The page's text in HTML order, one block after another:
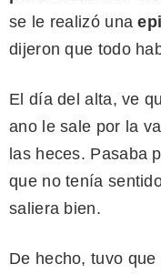
se le realizó una
dijeron que todo
El día del alta, ve
ano le sale por la
las heces. Pasaba
que no tenía
saliera bien.
De hecho, tuvo